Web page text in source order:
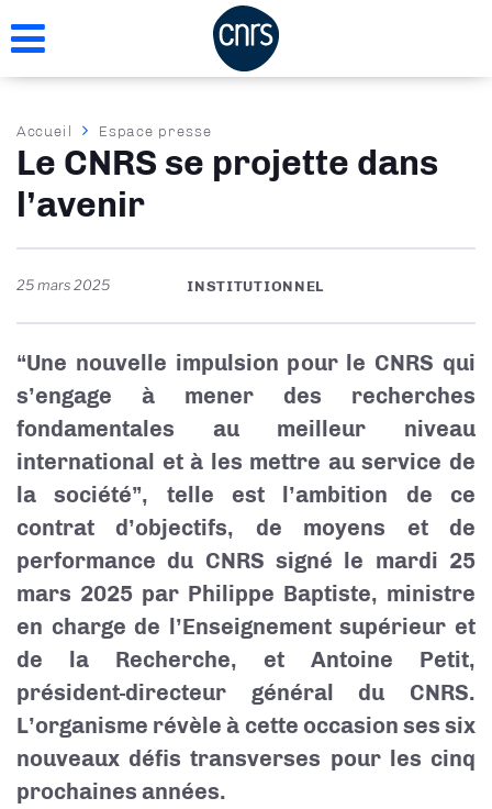
au
Fil
d'Ariane
Accueil Espace presse
Le CNRS se projette dans
l’avenir
25 mars 2025 INSTITUTIONNEL
“Une nouvelle impulsion pour le CNRS qui
s’engage à mener des recherches
fondamentales au meilleur niveau
international et à les mettre au service de
la société”, telle est l’ambition de ce
contrat d’objectifs, de moyens et de
performance du CNRS signé le mardi 25
mars 2025 par Philippe Baptiste, ministre
en charge de l’Enseignement supérieur et
de la Recherche, et Antoine Petit,
président-directeur général du CNRS.
L’organisme révèle à cette occasion ses six
nouveaux défis transverses pour les cinq
prochaines années.